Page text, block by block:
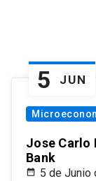
5 JUN
Jose Carlo
Bank
5 de Junio